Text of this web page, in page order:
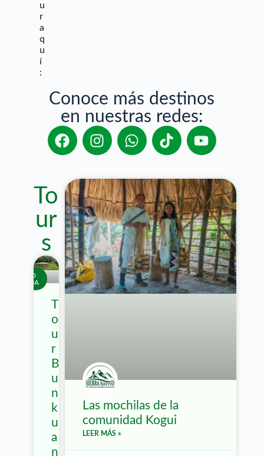
u
r
a
q
u
í
:
Conoce más destinos
en nuestras redes:
Las mochilas de la
comunidad Kogui
LEER MÁS »
To
ur
s
CIUDAD
PERDIDA
T
o
u
r
B
u
n
k
u
a
n